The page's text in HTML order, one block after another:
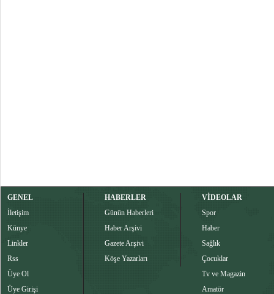
GENEL
İletişim
Künye
Linkler
Rss
Üye Ol
Üye Girişi
HABERLER
Günün Haberleri
Haber Arşivi
Gazete Arşivi
Köşe Yazarları
VİDEOLAR
Spor
Haber
Sağlık
Çocuklar
Tv ve Magazin
Amatör